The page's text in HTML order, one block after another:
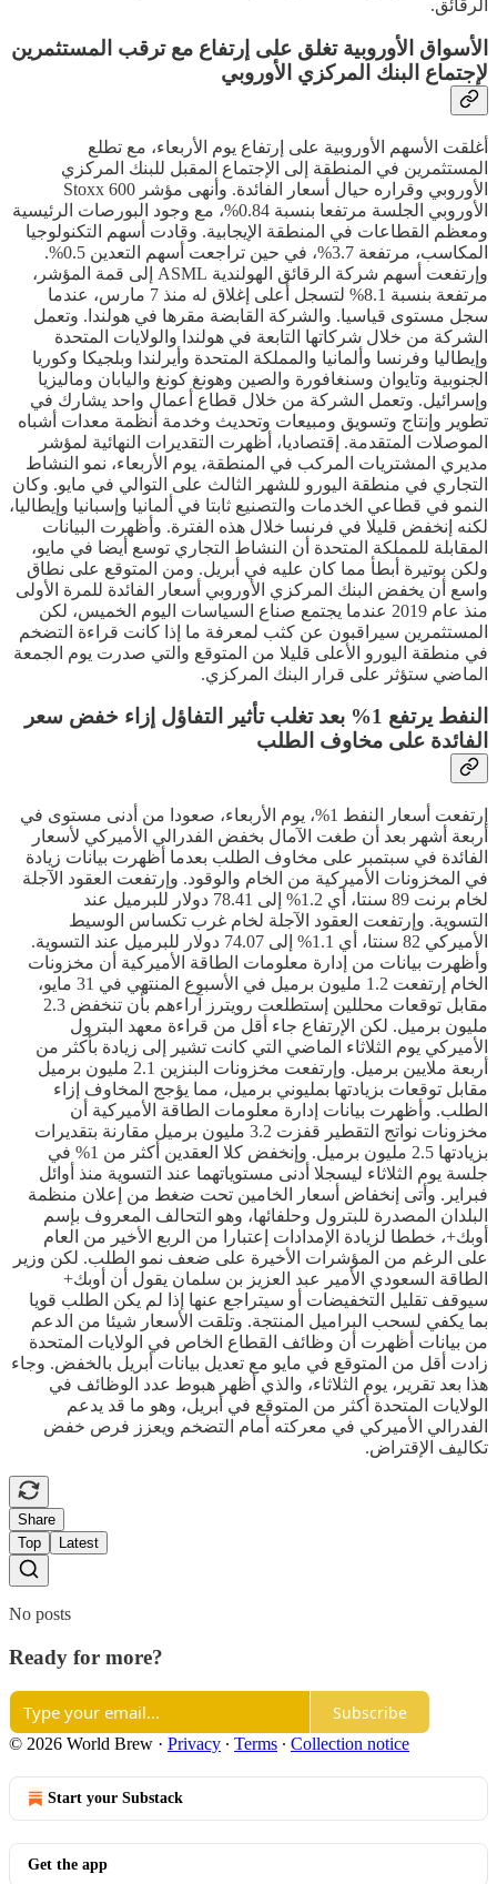
الرقائق.
الأسواق الأوروبية تغلق على إرتفاع مع ترقب المستثمرين
لإجتماع البنك المركزي الأوروبي
أغلقت الأسهم الأوروبية على إرتفاع يوم الأربعاء، مع تطلع
المستثمرين في المنطقة إلى الإجتماع المقبل للبنك المركزي
الأوروبي وقراره حيال أسعار الفائدة. وأنهى مؤشر Stoxx 600
الأوروبي الجلسة مرتفعا بنسبة 0.84%، مع وجود البورصات الرئيسية
ومعظم القطاعات في المنطقة الإيجابية. وقادت أسهم التكنولوجيا
المكاسب، مرتفعة 3.7%، في حين تراجعت أسهم التعدين 0.5%.
وإرتفعت أسهم شركة الرقائق الهولندية ASML إلى قمة المؤشر،
مرتفعة بنسبة 8.1% لتسجل أعلى إغلاق له منذ 7 مارس، عندما
سجل مستوى قياسيا. والشركة القابضة مقرها في هولندا. وتعمل
الشركة من خلال شركاتها التابعة في هولندا والولايات المتحدة
وإيطاليا وفرنسا وألمانيا والمملكة المتحدة وأيرلندا وبلجيكا وكوريا
الجنوبية وتايوان وسنغافورة والصين وهونغ كونغ واليابان وماليزيا
وإسرائيل. وتعمل الشركة من خلال قطاع أعمال واحد يشارك في
تطوير وإنتاج وتسويق ومبيعات وتحديث وخدمة أنظمة معدات أشباه
الموصلات المتقدمة. إقتصاديا، أظهرت التقديرات النهائية لمؤشر
مديري المشتريات المركب في المنطقة، يوم الأربعاء، نمو النشاط
التجاري في منطقة اليورو للشهر الثالث على التوالي في مايو. وكان
النمو في قطاعي الخدمات والتصنيع ثابتا في ألمانيا وإسبانيا وإيطاليا،
لكنه إنخفض قليلا في فرنسا خلال هذه الفترة. وأظهرت البيانات
المقابلة للمملكة المتحدة أن النشاط التجاري توسع أيضا في مايو،
ولكن بوتيرة أبطأ مما كان عليه في أبريل. ومن المتوقع على نطاق
واسع أن يخفض البنك المركزي الأوروبي أسعار الفائدة للمرة الأولى
منذ عام 2019 عندما يجتمع صناع السياسات اليوم الخميس، لكن
المستثمرين سيراقبون عن كثب لمعرفة ما إذا كانت قراءة التضخم
في منطقة اليورو الأعلى قليلا من المتوقع والتي صدرت يوم الجمعة
الماضي ستؤثر على قرار البنك المركزي.
النفط يرتفع 1% بعد تغلب تأثير التفاؤل إزاء خفض سعر
الفائدة على مخاوف الطلب
إرتفعت أسعار النفط 1%، يوم الأربعاء، صعودا من أدنى مستوى في
أربعة أشهر بعد أن طغت الآمال بخفض الفدرالي الأميركي لأسعار
الفائدة في سبتمبر على مخاوف الطلب بعدما أظهرت بيانات زيادة
في المخزونات الأميركية من الخام والوقود. وإرتفعت العقود الآجلة
لخام برنت 89 سنتا، أي 1.2% إلى 78.41 دولار للبرميل عند
التسوية. وإرتفعت العقود الآجلة لخام غرب تكساس الوسيط
الأميركي 82 سنتا، أي 1.1% إلى 74.07 دولار للبرميل عند التسوية.
وأظهرت بيانات من إدارة معلومات الطاقة الأميركية أن مخزونات
الخام إرتفعت 1.2 مليون برميل في الأسبوع المنتهي في 31 مايو،
مقابل توقعات محللين إستطلعت رويترز آراءهم بأن تنخفض 2.3
مليون برميل. لكن الإرتفاع جاء أقل من قراءة معهد البترول
الأميركي يوم الثلاثاء الماضي التي كانت تشير إلى زيادة بأكثر من
أربعة ملايين برميل. وإرتفعت مخزونات البنزين 2.1 مليون برميل
مقابل توقعات بزيادتها بمليوني برميل، مما يؤجج المخاوف إزاء
الطلب. وأظهرت بيانات إدارة معلومات الطاقة الأميركية أن
مخزونات نواتج التقطير قفزت 3.2 مليون برميل مقارنة بتقديرات
بزيادتها 2.5 مليون برميل. وإنخفض كلا العقدين أكثر من 1% في
جلسة يوم الثلاثاء ليسجلا أدنى مستوياتهما عند التسوية منذ أوائل
فبراير. وأتى إنخفاض أسعار الخامين تحت ضغط من إعلان منظمة
البلدان المصدرة للبترول وحلفائها، وهو التحالف المعروف بإسم
أوبك+، خططا لزيادة الإمدادات إعتبارا من الربع الأخير من العام
على الرغم من المؤشرات الأخيرة على ضعف نمو الطلب. لكن وزير
الطاقة السعودي الأمير عبد العزيز بن سلمان يقول أن أوبك+
سيوقف تقليل التخفيضات أو سيتراجع عنها إذا لم يكن الطلب قويا
بما يكفي لسحب البراميل المنتجة. وتلقت الأسعار شيئا من الدعم
من بيانات أظهرت أن وظائف القطاع الخاص في الولايات المتحدة
زادت أقل من المتوقع في مايو مع تعديل بيانات أبريل بالخفض. وجاء
هذا بعد تقرير، يوم الثلاثاء، والذي أظهر هبوط عدد الوظائف في
الولايات المتحدة أكثر من المتوقع في أبريل، وهو ما قد يدعم
الفدرالي الأميركي في معركته أمام التضخم ويعزز فرص خفض
تكاليف الإقتراض.
Share
Top
Latest
No posts
Ready for more?
Subscribe
© 2026 World Brew · Privacy ∙ Terms ∙ Collection notice
Start your Substack
Get the app